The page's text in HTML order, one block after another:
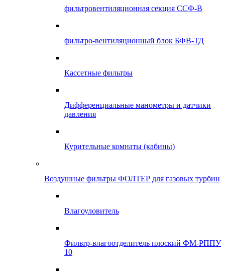
фильтровентиляционная секция ССФ-В
фильтро-вентиляционный блок БФВ-ТД
Кассетные фильтры
Дифференциальные манометры и датчики
давления
Курительные комнаты (кабины)
Воздушные фильтры ФОЛТЕР для газовых турбин
Влагоуловитель
Фильтр-влагоотделитель плоский ФМ-РППУ
10